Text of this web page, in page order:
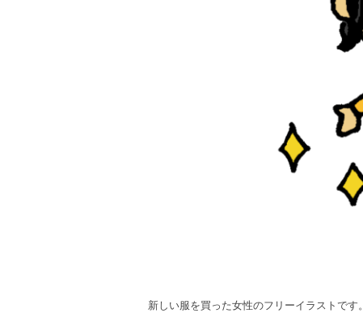
新しい服を買った女性のフリーイラストです。